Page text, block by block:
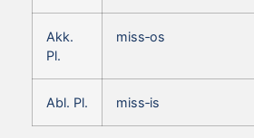
Akk.
Pl.
miss‑os
Abl. Pl. miss‑is